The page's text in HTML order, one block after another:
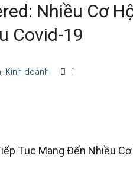
Nhiều Cơ
Covid-19
, Kinh doanh 1
Tục Mang Đến Nhiều